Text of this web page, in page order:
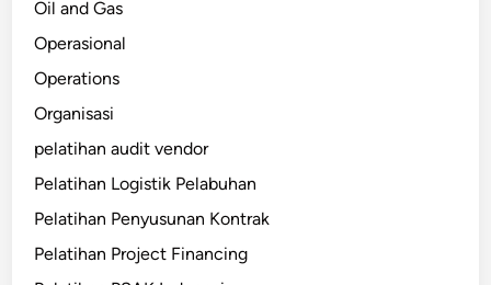
Oil and Gas
Operasional
Operations
Organisasi
pelatihan audit vendor
Pelatihan Logistik Pelabuhan
Pelatihan Penyusunan Kontrak
Pelatihan Project Financing